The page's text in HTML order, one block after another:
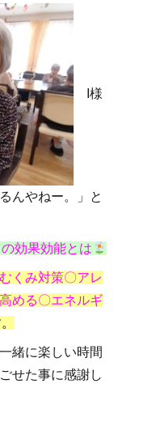
I様
んやねー。」と
効果効能とは
くみ対策〇アレ
める〇エネルギ
緒に楽しい時間
せた事に感謝し